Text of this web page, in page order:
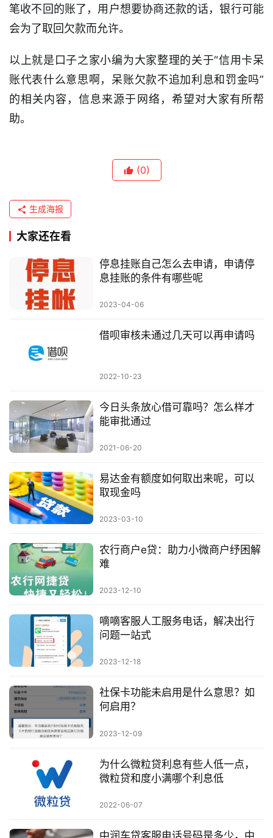
攻
略
笔收不回的账了，用户想要协商还款的话，银行可能
会为了取回欠款而允许。
以上就是口子之家小编为大家整理的关于“信用卡呆
账代表什么意思啊，呆账欠款不追加利息和罚金吗”
的相关内容，信息来源于网络，希望对大家有所帮
助。
(0)
生成海报
大家还在看
停息挂账自己怎么去申请，申请停
息挂账的条件有哪些呢
2023-04-06
借呗审核未通过几天可以再申请吗
2022-10-23
今日头条放心借可靠吗？怎么样才
能审批通过
2021-06-20
易达金有额度如何取出来呢，可以
取现金吗
2023-03-10
农行商户e贷：助力小微商户纾困解
难
2023-12-10
嘀嘀客服人工服务电话，解决出行
问题一站式
2023-12-18
社保卡功能未启用是什么意思？如
何启用？
2023-12-09
为什么微粒贷利息有些人低一点，
微粒贷和度小满哪个利息低
2022-06-07
中润车贷客服电话号码是多少，中